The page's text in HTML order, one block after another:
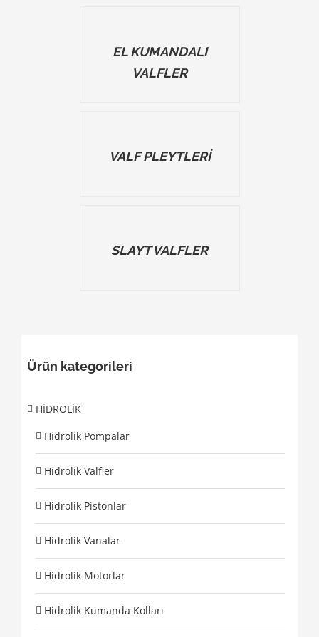
EL KUMANDALI
VALFLER
VALF PLEYTLERİ
SLAYT VALFLER
Ürün kategorileri
HİDROLİK
Hidrolik Pompalar
Hidrolik Valfler
Hidrolik Pistonlar
Hidrolik Vanalar
Hidrolik Motorlar
Hidrolik Kumanda Kolları